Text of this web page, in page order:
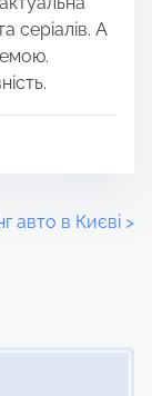
серіалів. А
авто в Києві >